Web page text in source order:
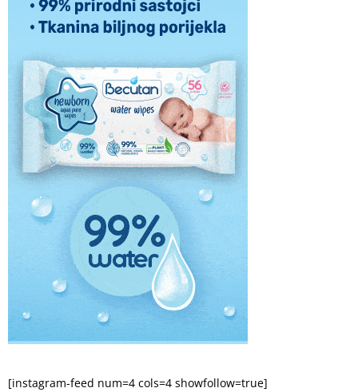
[instagram-feed num=4 cols=4 showfollow=true]